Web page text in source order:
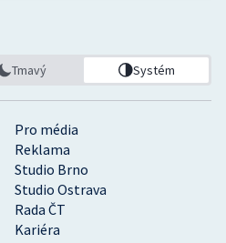
Pro média
Reklama
Studio Brno
Studio Ostrava
Rada ČT
Kariéra
Tmavý Systém